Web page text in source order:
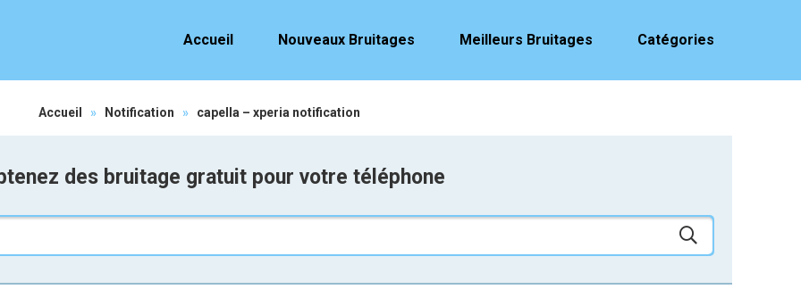
Accueil Nouveaux Bruitages Meilleurs Bruitages Catégories
Accueil » Notification » capella – xperia notification
des bruitage gratuit pour votre téléphone